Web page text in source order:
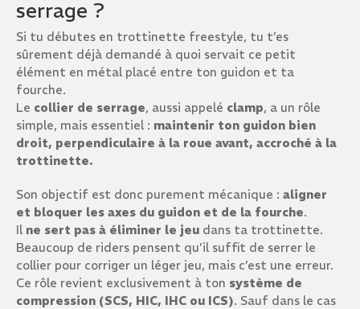
serrage ?
Si tu débutes en trottinette freestyle, tu t’es
sûrement déjà demandé à quoi servait ce petit
élément en métal placé entre ton guidon et ta
fourche.
Le collier de serrage, aussi appelé clamp, a un rôle
simple, mais essentiel : maintenir ton guidon bien
droit, perpendiculaire à la roue avant, accroché à la
trottinette.
Son objectif est donc purement mécanique : aligner
et bloquer les axes du guidon et de la fourche.
Il ne sert pas à éliminer le jeu dans ta trottinette.
Beaucoup de riders pensent qu’il suffit de serrer le
collier pour corriger un léger jeu, mais c’est une erreur.
Ce rôle revient exclusivement à ton système de
compression (SCS, HIC, IHC ou ICS). Sauf dans le cas